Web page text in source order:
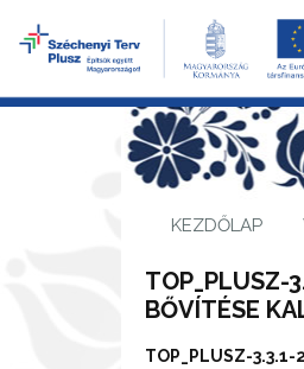
KEZDŐLAP
TOP_PLUSZ-
BŐVÍTÉSE
TOP_PLUSZ-